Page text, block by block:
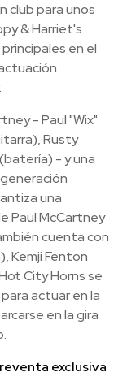
club para unos
& Harriet's
en el
- Paul "Wix"
Rusty
- y una
una
Paul McCartney
cuenta con
Kemji Fenton
City Horns se
actuar en la
en la gira
exclusiva